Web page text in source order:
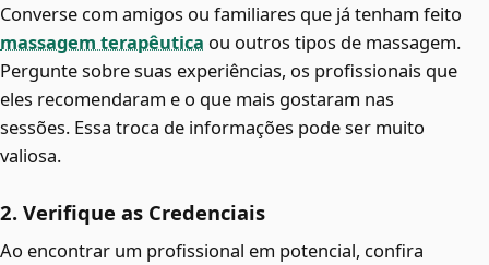
Converse com amigos ou familiares que já tenham feito
massagem terapêutica ou outros tipos de massagem.
Pergunte sobre suas experiências, os profissionais que
eles recomendaram e o que mais gostaram nas
sessões. Essa troca de informações pode ser muito
valiosa.
2. Verifique as Credenciais
Ao encontrar um profissional em potencial, confira